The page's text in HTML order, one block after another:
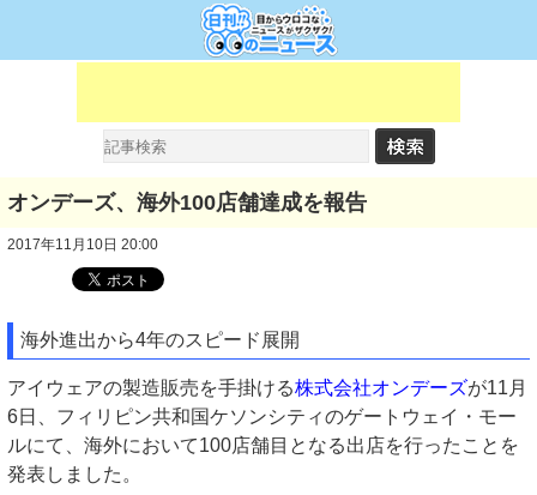
オンデーズ、海外100店舗達成を報告
2017年11月10日 20:00
海外進出から4年のスピード展開
アイウェアの製造販売を手掛ける株式会社オンデーズが11月
6日、フィリピン共和国ケソンシティのゲートウェイ・モー
ルにて、海外において100店舗目となる出店を行ったことを
発表しました。